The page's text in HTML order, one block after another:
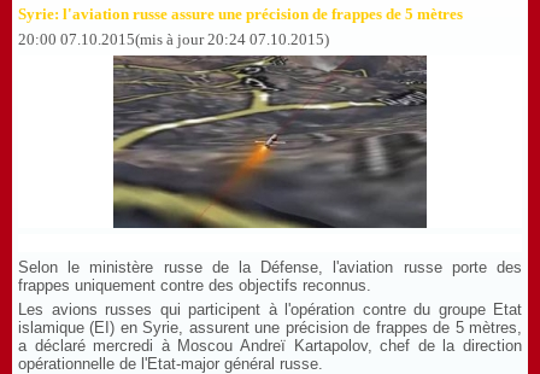
Syrie: l'aviation russe assure une précision de frappes de 5 mètres
20:00 07.10.2015(mis à jour 20:24 07.10.2015)
Selon le ministère russe de la Défense, l'aviation russe porte des
frappes uniquement contre des objectifs reconnus.
Les avions russes qui participent à l'opération contre du groupe Etat
islamique (EI) en Syrie, assurent une précision de frappes de 5 mètres,
a déclaré mercredi à Moscou Andreï Kartapolov, chef de la direction
opérationnelle de l'Etat-major général russe.